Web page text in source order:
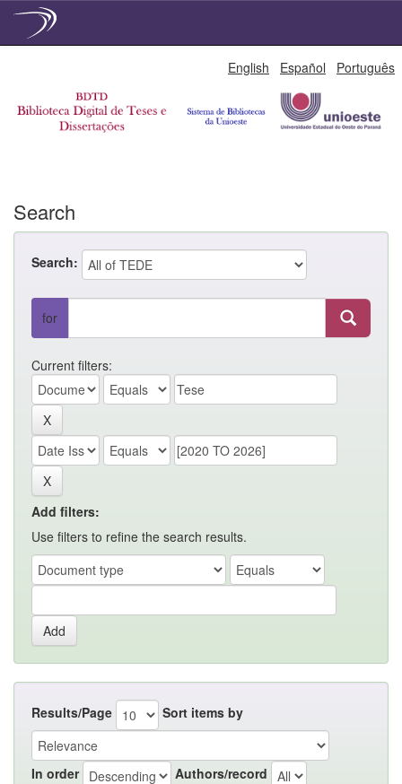
English Español Português
Search
Search:
for
Current filters:
Add filters:
Use filters to refine the search results.
Results/Page Sort items by
In order Authors/record